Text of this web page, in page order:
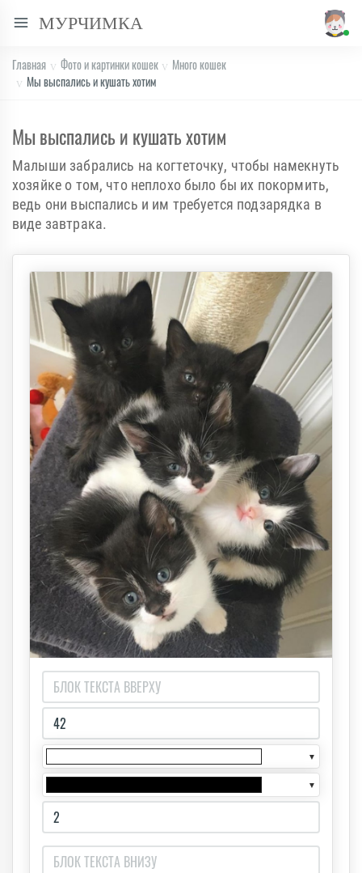
МУРЧИМКА
Главная Фото и картинки кошек
Много кошек
Мы выспались и кушать хотим
Мы выспались и кушать хотим
Малыши забрались на когтеточку, чтобы намекнуть
хозяйке о том, что неплохо было бы их покормить,
ведь они выспались и им требуется подзарядка в
виде завтрака.
▼
▼